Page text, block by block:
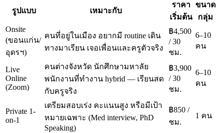
รูปแบบ เหมาะกับ
ราคา
เริ่มต้น
ขนาด
กลุ่ม
Onsite
(ขอนแก่น/
อุดรฯ)
คนที่อยู่ในเมือง อยากมี routine เดิน
ทางมาเรียน เจอเพื่อนและครูตัวจริง
฿4,500
/ 30
ชม.
6–10
คน
Live
Online
(Zoom)
คนต่างจังหวัด นักศึกษามหาลัย
พนักงานที่ทำงาน hybrid — เรียนสด
กับครูจริง
฿3,900
/ 30
ชม.
6–10
คน
Private 1-
on-1
เตรียมสอบเร่ง คะแนนสูง หรือมีเป้า
หมายเฉพาะ (Med interview, PhD
Speaking)
฿850 /
ชม.
1 คน